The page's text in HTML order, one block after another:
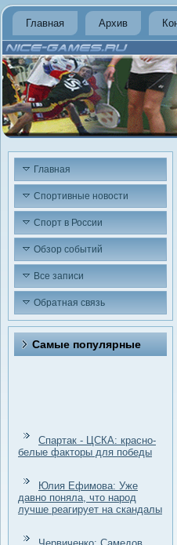
Главная Архив
Главная
Спортивные новости
Спорт в России
Обзор событий
Все записи
Обратная связь
Самые популярные
Спартак - ЦСКА: красно-
белые факторы для победы
Юлия Ефимова: Уже
давно поняла, что народ
лучше реагирует на скандалы